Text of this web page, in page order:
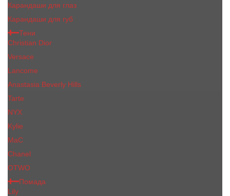
Карандаши для глаз
Карандаши для губ
Тени
Christian Dior
Versace
Lancome
Anastasia Beverly Hills
Tarte
NYX
Kylie
MaC
Сhanеl
OTWO
Помада
Lily